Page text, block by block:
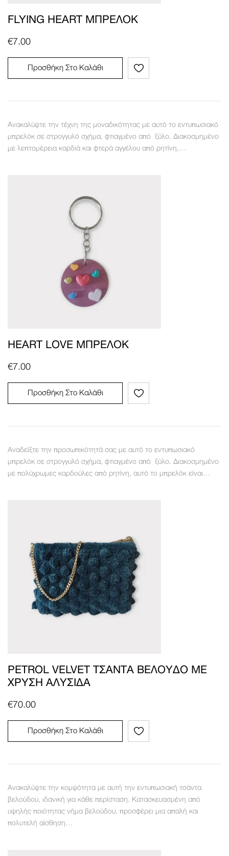
FLYING HEART ΜΠΡΕΛΌΚ
€7.00
Προσθήκη Στο Καλάθι
Ανακαλύψτε την τέχνη της μοναδικότητας με αυτό το εντυπωσιακό
μπρελόκ σε στρογγυλό σχήμα, φτιαγμένο από ξύλο. Διακοσμημένο
με λεπτομέρεια καρδιά και φτερά αγγέλου από ρητίνη,…
HEART LOVE ΜΠΡΕΛΌΚ
€7.00
Προσθήκη Στο Καλάθι
Αναδείξτε την προσωπικότητά σας με αυτό το εντυπωσιακό
μπρελόκ σε στρογγυλό σχήμα, φτιαγμένο από ξύλο. Διακοσμημένο
με πολύχρωμες καρδούλες από ρητίνη, αυτό το μπρελόκ είναι…
PETROL VELVET ΤΣΆΝΤΑ ΒΕΛΟΎΔΟ ΜΕ
ΧΡΥΣΉ ΑΛΥΣΊΔΑ
€70.00
Προσθήκη Στο Καλάθι
Ανακαλύψτε την κομψότητα με αυτή την εντυπωσιακή τσάντα
βελούδου, ιδανική για κάθε περίσταση. Κατασκευασμένη από
υψηλής ποιότητας νήμα βελούδου, προσφέρει μια απαλή και
πολυτελή αίσθηση…